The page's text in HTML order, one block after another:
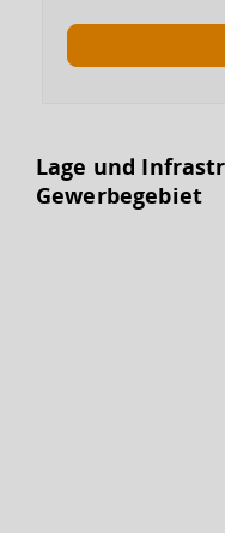
Lage und
Gewerbegebiet